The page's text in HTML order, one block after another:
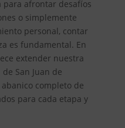
para afrontar desafíos
o simplemente
personal, contar
es fundamental. En
extender nuestra
San Juan de
completo de
para cada etapa y